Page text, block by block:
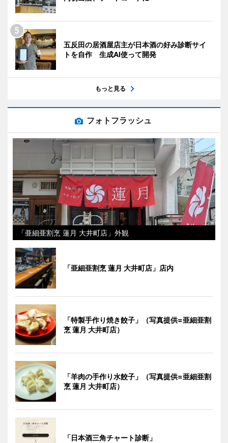
五反田の居酒屋店主が日本酒の好み診断サイ
トを自作 生成AI使って開発
もっと見る
フォトフラッシュ
「亜細亜割烹 蓮月 大井町店」外観
「亜細亜割烹 蓮月 大井町店」店内
「特製手作り焼き餃子」（写真提供=亜細亜割
烹 蓮月 大井町店）
「羊肉の手作り水餃子」（写真提供=亜細亜割
烹 蓮月 大井町店）
「日本酒三角チャート診断」